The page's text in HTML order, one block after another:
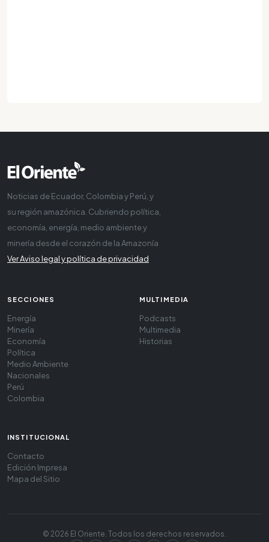
Noticias de Ecuador, Colombia y Perú, y
su región amazónica. Cubriendo política,
economía, energía, medio ambiente y
minería desde el corazón de la Amazonía
Ver Aviso legal y política de privacidad
SECCIONES
Energía
Minería
Economía
Política
Medio Ambiente
Nacionales
Perú
Colombia
MULTIMEDIA
Podcasts
Multimedia
Historias
INSTITUCIONAL
Contacto
Edición Impresa
Mapa del Sitio
© 2026 El Oriente. Todos los derechos reservados.